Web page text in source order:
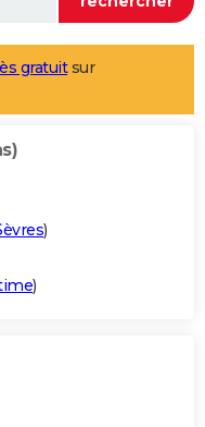
gratuitsur
)
)